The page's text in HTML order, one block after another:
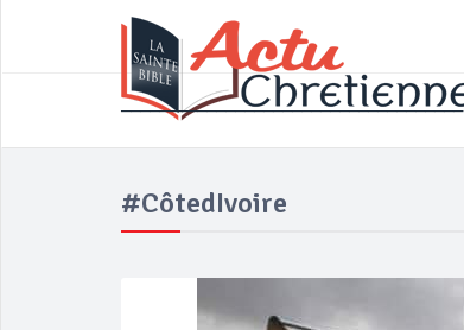
____________________________________
#CôtedIvoire